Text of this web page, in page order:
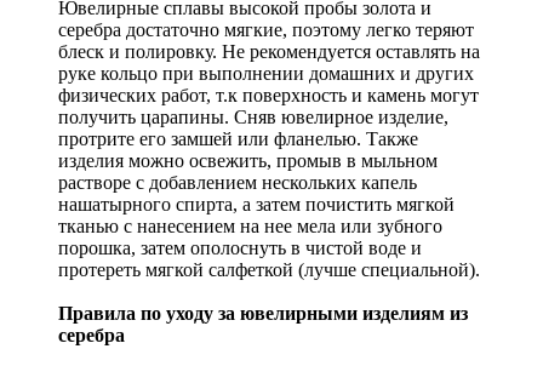
Ювелирные сплавы высокой пробы золота и
серебра достаточно мягкие, поэтому легко теряют
блеск и полировку. Не рекомендуется оставлять на
руке кольцо при выполнении домашних и других
физических работ, т.к поверхность и камень могут
получить царапины. Сняв ювелирное изделие,
протрите его замшей или фланелью. Также
изделия можно освежить, промыв в мыльном
растворе с добавлением нескольких капель
нашатырного спирта, а затем почистить мягкой
тканью с нанесением на нее мела или зубного
порошка, затем ополоснуть в чистой воде и
протереть мягкой салфеткой (лучше специальной).
Правила по уходу за ювелирными изделиям из
серебра